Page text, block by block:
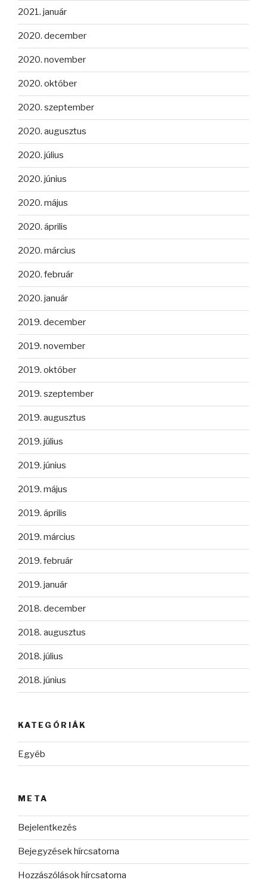
2021. január
2020. december
2020. november
2020. október
2020. szeptember
2020. augusztus
2020. július
2020. június
2020. május
2020. április
2020. március
2020. február
2020. január
2019. december
2019. november
2019. október
2019. szeptember
2019. augusztus
2019. július
2019. június
2019. május
2019. április
2019. március
2019. február
2019. január
2018. december
2018. augusztus
2018. július
2018. június
KATEGÓRIÁK
Egyéb
META
Bejelentkezés
Bejegyzések hírcsatorna
Hozzászólások hírcsatorna